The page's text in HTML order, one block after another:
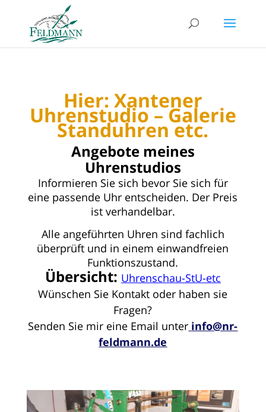
Hier: Xantener
Uhrenstudio – Galerie
Standuhren etc.
Angebote meines
Uhrenstudios
Informieren Sie sich bevor Sie sich für
eine passende Uhr entscheiden. Der Preis
ist verhandelbar.
Alle angeführten Uhren sind fachlich
überprüft und in einem einwandfreien
Funktionszustand.
Übersicht: Uhrenschau-StU-etc
Wünschen Sie Kontakt oder haben sie
Fragen?
Senden Sie mir eine Email unter info@nr-
feldmann.de